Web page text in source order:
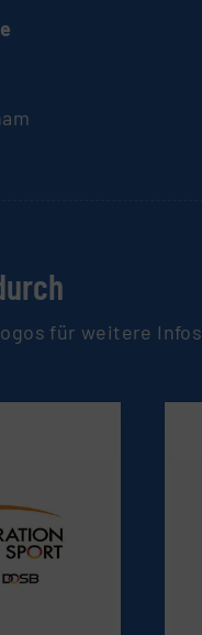
für weitere Infos